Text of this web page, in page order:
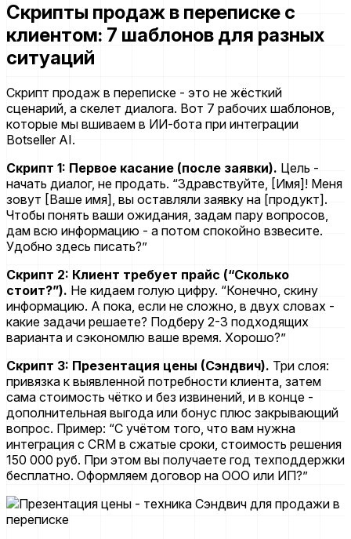
Скрипты продаж в переписке с
клиентом: 7 шаблонов для разных
ситуаций
Скрипт продаж в переписке - это не жёсткий
сценарий, а скелет диалога. Вот 7 рабочих шаблонов,
которые мы вшиваем в ИИ-бота при интеграции
Botseller AI.
Скрипт 1: Первое касание (после заявки). Цель -
начать диалог, не продать. “Здравствуйте, [Имя]! Меня
зовут [Ваше имя], вы оставляли заявку на [продукт].
Чтобы понять ваши ожидания, задам пару вопросов,
дам всю информацию - а потом спокойно взвесите.
Удобно здесь писать?”
Скрипт 2: Клиент требует прайс (“Сколько
стоит?”). Не кидаем голую цифру. “Конечно, скину
информацию. А пока, если не сложно, в двух словах -
какие задачи решаете? Подберу 2-3 подходящих
варианта и сэкономлю ваше время. Хорошо?”
Скрипт 3: Презентация цены (Сэндвич). Три слоя:
привязка к выявленной потребности клиента, затем
сама стоимость чётко и без извинений, и в конце -
дополнительная выгода или бонус плюс закрывающий
вопрос. Пример: “С учётом того, что вам нужна
интеграция с CRM в сжатые сроки, стоимость решения
150 000 руб. При этом вы получаете год техподдержки
бесплатно. Оформляем договор на ООО или ИП?”